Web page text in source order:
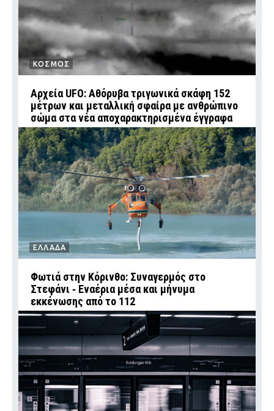
ΚΟΣΜΟΣ
Αρχεία UFO: Αθόρυβα τριγωνικά σκάφη 152
μέτρων και μεταλλική σφαίρα με ανθρώπινο
σώμα στα νέα αποχαρακτηρισμένα έγγραφα
ΕΛΛΑΔΑ
Φωτιά στην Κόρινθο: Συναγερμός στο
Στεφάνι ‑ Εναέρια μέσα και μήνυμα
εκκένωσης από το 112